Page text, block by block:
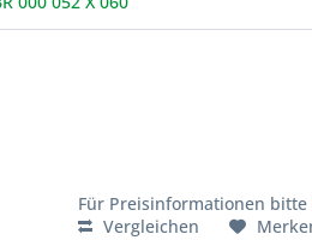
Für Preisinformationen bitte
Vergleichen